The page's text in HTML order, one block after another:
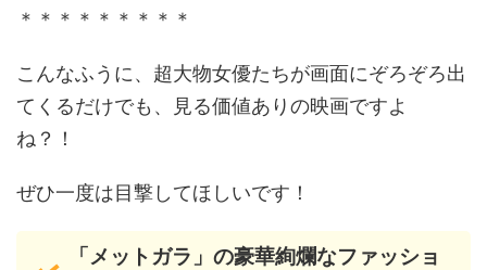
＊＊＊＊＊＊＊＊＊
こんなふうに、超大物女優たちが画面にぞろぞろ出
てくるだけでも、見る価値ありの映画ですよ
ね？！
ぜひ一度は目撃してほしいです！
「メットガラ」の豪華絢爛なファッショ